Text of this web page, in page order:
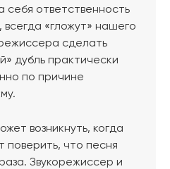
себя ответственность
«гложут» нашего
сделать
дубль практически
по причине
возникнуть, когда
поверить, что песня
Звукорежиссер и